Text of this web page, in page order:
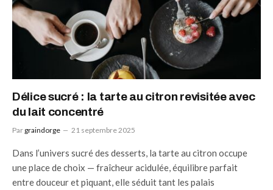
Délice sucré : la tarte au citron revisitée avec
du lait concentré
Par graindorge 21 septembre 2025
Dans l’univers sucré des desserts, la tarte au citron occupe
une place de choix — fraîcheur acidulée, équilibre parfait
entre douceur et piquant, elle séduit tant les palais